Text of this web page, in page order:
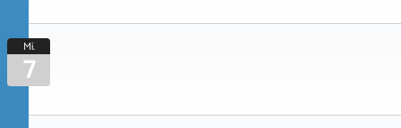
Mi.
7